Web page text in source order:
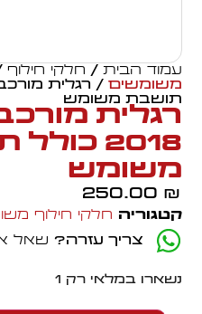
עמוד הבית / חלקי חילוף
משומשים
תושבת משומש
2018
משומש
250.00 ₪
קטגוריה חלקי חילוף
צריך עזרה? שאל
נשארו במלאי רק 1